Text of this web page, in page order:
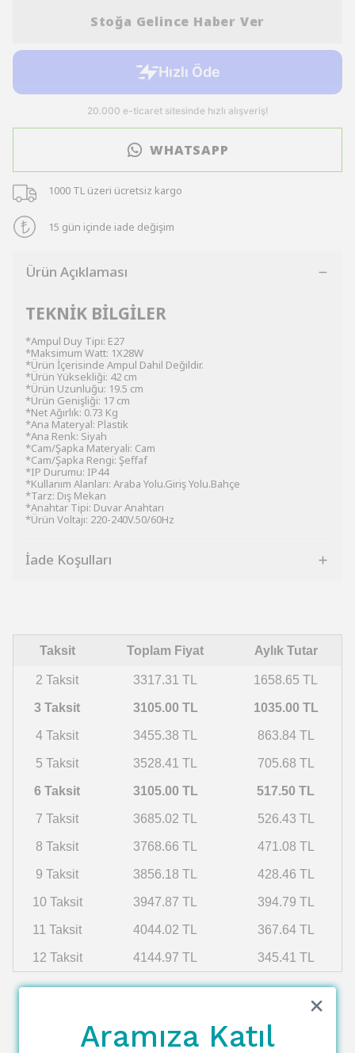
Stoğa Gelince Haber Ver
WHATSAPP
1000 TL üzeri ücretsiz kargo
15 gün içinde iade değişim
Ürün Açıklaması
TEKNİK BİLGİLER
*Ampul Duy Tipi: E27
*Maksimum Watt: 1X28W
*Ürün İçerisinde Ampul Dahil Değildir.
*Ürün Yüksekliği: 42 cm
*Ürün Uzunluğu: 19.5 cm
*Ürün Genişliği: 17 cm
*Net Ağırlık: 0.73 Kg
*Ana Materyal: Plastik
*Ana Renk: Siyah
*Cam/Şapka Materyali: Cam
*Cam/Şapka Rengi: Şeffaf
*IP Durumu: IP44
*Kullanım Alanları: Araba Yolu.Giriş Yolu.Bahçe
*Tarz: Dış Mekan
*Anahtar Tipi: Duvar Anahtarı
*Ürün Voltajı: 220-240V.50/60Hz
İade Koşulları
Taksit Toplam Fiyat Aylık Tutar
2 Taksit 3317.31 TL 1658.65 TL
3 Taksit 3105.00 TL 1035.00 TL
4 Taksit 3455.38 TL 863.84 TL
5 Taksit 3528.41 TL 705.68 TL
6 Taksit 3105.00 TL 517.50 TL
7 Taksit 3685.02 TL 526.43 TL
8 Taksit 3768.66 TL 471.08 TL
9 Taksit 3856.18 TL 428.46 TL
10 Taksit 3947.87 TL 394.79 TL
11 Taksit 4044.02 TL 367.64 TL
12 Taksit 4144.97 TL 345.41 TL
Aramıza Katıl